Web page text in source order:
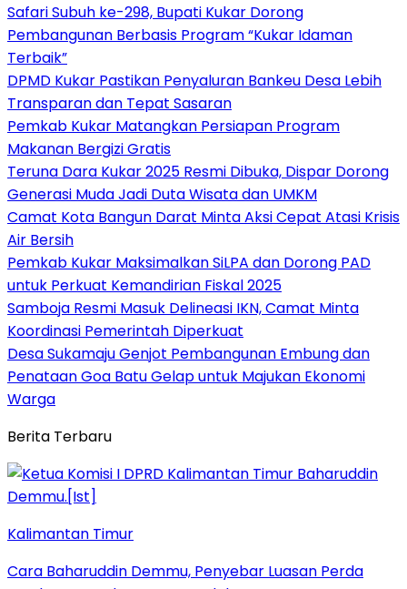
Safari Subuh ke-298, Bupati Kukar Dorong
Pembangunan Berbasis Program “Kukar Idaman
Terbaik”
DPMD Kukar Pastikan Penyaluran Bankeu Desa Lebih
Transparan dan Tepat Sasaran
Pemkab Kukar Matangkan Persiapan Program
Makanan Bergizi Gratis
Teruna Dara Kukar 2025 Resmi Dibuka, Dispar Dorong
Generasi Muda Jadi Duta Wisata dan UMKM
Camat Kota Bangun Darat Minta Aksi Cepat Atasi Krisis
Air Bersih
Pemkab Kukar Maksimalkan SiLPA dan Dorong PAD
untuk Perkuat Kemandirian Fiskal 2025
Samboja Resmi Masuk Delineasi IKN, Camat Minta
Koordinasi Pemerintah Diperkuat
Desa Sukamaju Genjot Pembangunan Embung dan
Penataan Goa Batu Gelap untuk Majukan Ekonomi
Warga
Berita Terbaru
Kalimantan Timur
Cara Baharuddin Demmu, Penyebar Luasan Perda